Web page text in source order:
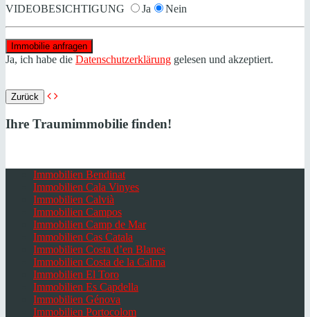
VIDEOBESICHTIGUNG Ja Nein
Ja, ich habe die Datenschutzerklärung gelesen und akzeptiert.
Zurück
Ihre Traumimmobilie finden!
Immobilien Bendinat
Immobilien Cala Vinyes
Immobilien Calvià
Immobilien Campos
Immobilien Camp de Mar
Immobilien Cas Catala
Immobilien Costa d’en Blanes
Immobilien Costa de la Calma
Immobilien El Toro
Immobilien Es Capdella
Immobilien Génova
Immobilien Portocolom